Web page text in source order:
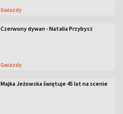
Gwiazdy
Czerwony dywan - Natalia Przybysz
Gwiazdy
Majka Jeżowska świętuje 45 lat na scenie